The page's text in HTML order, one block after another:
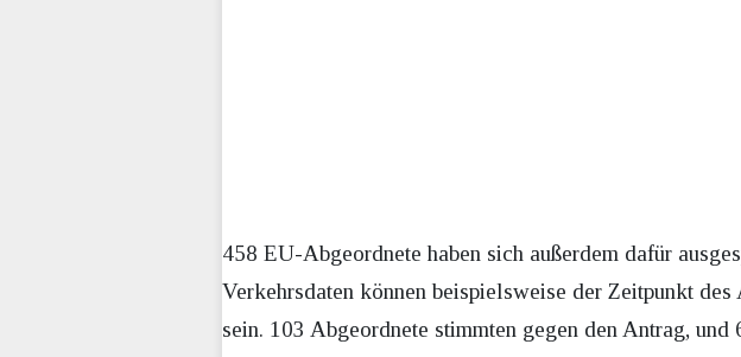
458 EU-Abgeordnete haben sich außerdem dafür
Verkehrsdaten können beispielsweise der Zeitpunkt
sein. 103 Abgeordnete stimmten gegen den Antrag,